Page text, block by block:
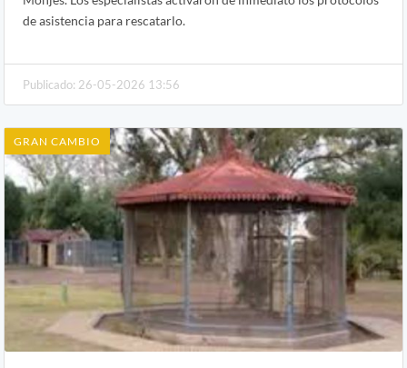
de asistencia para rescatarlo.
Publicado: 26-05-2026 13:56
GRAN CAMBIO